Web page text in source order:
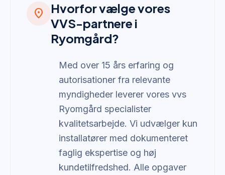
location_on
Hvorfor vælge vores
VVS-partnere i
Ryomgård?
Med over 15 års erfaring og
autorisationer fra relevante
myndigheder leverer vores vvs
Ryomgård specialister
kvalitetsarbejde. Vi udvælger kun
installatører med dokumenteret
faglig ekspertise og høj
kundetilfredshed. Alle opgaver